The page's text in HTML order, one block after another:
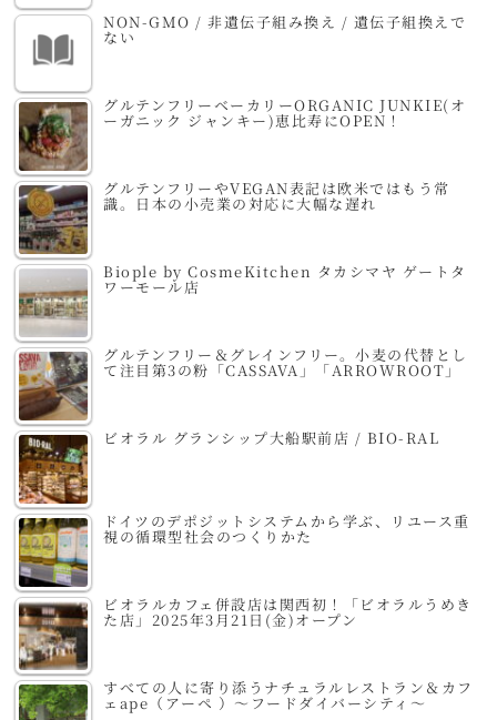
NON-GMO / 非遺伝子組み換え / 遺伝子組換えで
ない
グルテンフリーベーカリーORGANIC JUNKIE(オ
ーガニック ジャンキー)恵比寿にOPEN！
グルテンフリーやVEGAN表記は欧米ではもう常
識。日本の小売業の対応に大幅な遅れ
Biople by CosmeKitchen タカシマヤ ゲートタ
ワーモール店
グルテンフリー＆グレインフリー。小麦の代替とし
て注目第3の粉「CASSAVA」「ARROWROOT」
ビオラル グランシップ大船駅前店 / BIO-RAL
ドイツのデポジットシステムから学ぶ、リユース重
視の循環型社会のつくりかた
ビオラルカフェ併設店は関西初！「ビオラルうめき
た店」2025年3月21日(金)オープン
すべての人に寄り添うナチュラルレストラン＆カフ
ェape（アーペ ）～フードダイバーシティ～